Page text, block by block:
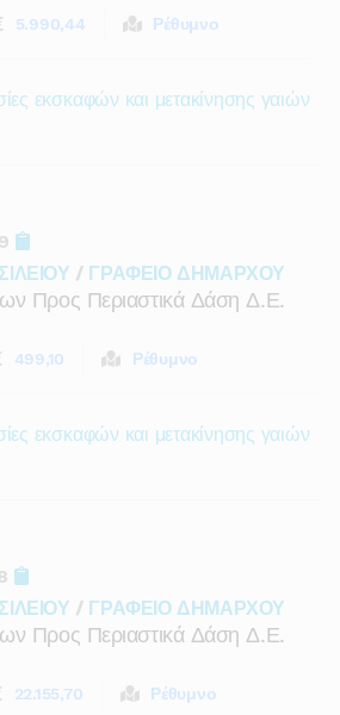
5.990,44 Ρέθυμνο
εκσκαφών και μετακίνησης γαιών
/ ΓΡΑΦΕΙΟ ΔΗΜΑΡΧΟΥ
Προς Περιαστικά Δάση Δ.ε.
499,10 Ρέθυμνο
εκσκαφών και μετακίνησης γαιών
/ ΓΡΑΦΕΙΟ ΔΗΜΑΡΧΟΥ
Προς Περιαστικά Δάση Δ.ε.
22.155,70 Ρέθυμνο